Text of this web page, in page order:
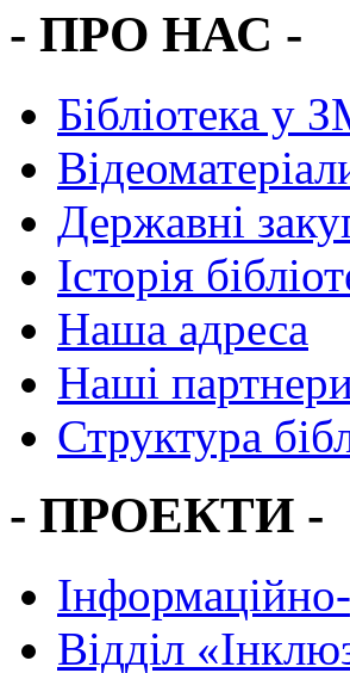
- ПРО НАС -
Бібліотека у
Державні
Історія
Наша адреса
Наші
Структура
- ПРОЕКТИ -
Вiддiл